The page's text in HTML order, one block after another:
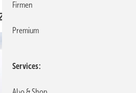
Thema BVES
Firmen
Premium
Services